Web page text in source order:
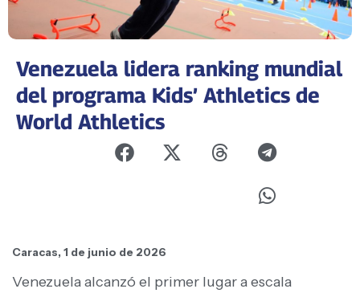
Venezuela lidera ranking mundial
del programa Kids’ Athletics de
World Athletics
Caracas, 1 de junio de 2026
Venezuela alcanzó el primer lugar a escala